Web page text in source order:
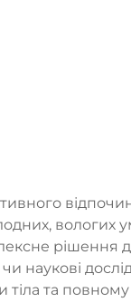
вологих
рішення
наукові
та повному